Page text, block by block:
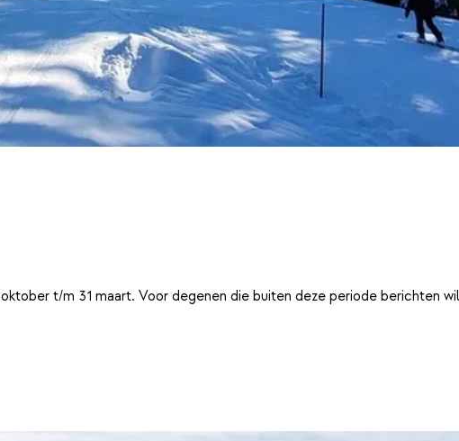
t/m 31 maart. Voor degenen die buiten deze periode berichten